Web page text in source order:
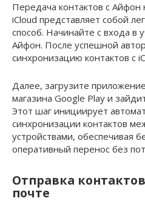
Передача контактов с
iCloud представляет собой
способ. Начинайте с входа в
Айфон. После успешной
синхронизацию контактов с
Далее, загрузите
магазина Google Play и
Этот шаг инициирует
синхронизации контактов
устройствами, обеспечивая
оперативный перенос без
Отправка
почте